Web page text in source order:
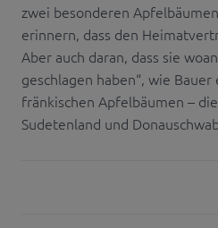
zwei besonderen
erinnern, dass den
Aber auch daran, dass sie
geschlagen haben“, wie
fränkischen Apfelbäumen –
Sudetenland und